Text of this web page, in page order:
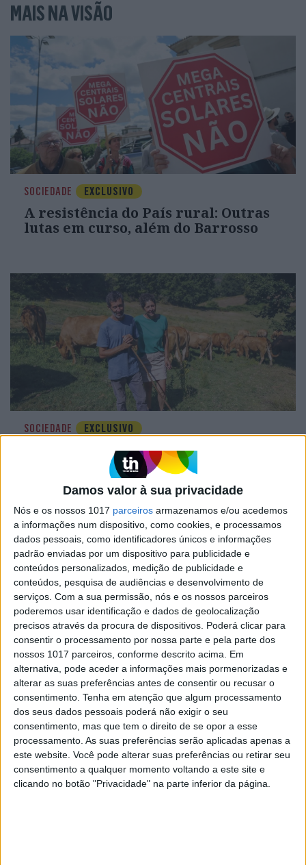
Damos valor à sua privacidade
Nós e os nossos 1017 parceiros armazenamos e/ou acedemos
a informações num dispositivo, como cookies, e processamos
dados pessoais, como identificadores únicos e informações
padrão enviadas por um dispositivo para publicidade e
conteúdos personalizados, medição de publicidade e
conteúdos, pesquisa de audiências e desenvolvimento de
serviços. Com a sua permissão, nós e os nossos parceiros
poderemos usar identificação e dados de geolocalização
precisos através da procura de dispositivos. Poderá clicar para
consentir o processamento por nossa parte e pela parte dos
nossos 1017 parceiros, conforme descrito acima. Em
alternativa, pode aceder a informações mais pormenorizadas e
alterar as suas preferências antes de consentir ou recusar o
consentimento. Tenha em atenção que algum processamento
dos seus dados pessoais poderá não exigir o seu
consentimento, mas que tem o direito de se opor a esse
processamento. As suas preferências serão aplicadas apenas a
este website. Você pode alterar suas preferências ou retirar seu
consentimento a qualquer momento voltando a este site e
clicando no botão "Privacidade" na parte inferior da página.
MAIS NA VISÃO
SOCIEDADE EXCLUSIVO
A resistência do País rural: Outras
lutas em curso, além do Barrosso
SOCIEDADE EXCLUSIVO
Covas do Barroso: A luta por um
modo de vida
EDITORIAL
Que País queremos? Editorial de
Rui Tavares Guedes